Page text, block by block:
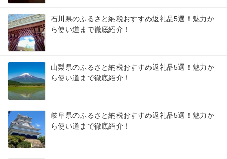
石川県のふるさと納税おすすめ返礼品5選！魅力か
ら使い道まで徹底紹介！
山梨県のふるさと納税おすすめ返礼品5選！魅力か
ら使い道まで徹底紹介！
岐阜県のふるさと納税おすすめ返礼品5選！魅力か
ら使い道まで徹底紹介！